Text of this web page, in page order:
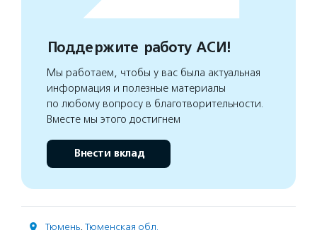
Поддержите работу АСИ!
Мы работаем, чтобы у вас была актуальная
информация и полезные материалы
по любому вопросу в благотворительности.
Вместе мы этого достигнем
Внести вклад
Тюмень, Тюменская обл.